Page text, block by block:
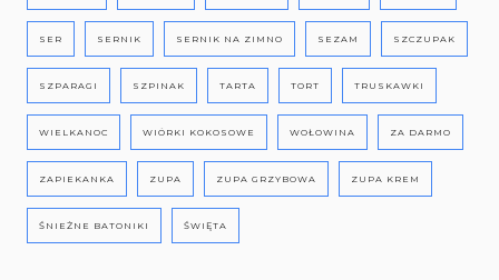
SER SERNIK SERNIK NA ZIMNO SEZAM SZCZUPAK
SZPARAGI SZPINAK TARTA TORT TRUSKAWKI
WIELKANOC WIÓRKI KOKOSOWE WOŁOWINA ZA DARMO
ZAPIEKANKA ZUPA ZUPA GRZYBOWA ZUPA KREM
ŚNIEŻNE BATONIKI ŚWIĘTA